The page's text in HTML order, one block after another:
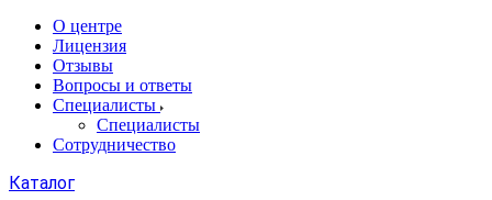
О центре
Лицензия
Отзывы
Вопросы и ответы
Специалисты
Специалисты
Сотрудничество
Каталог